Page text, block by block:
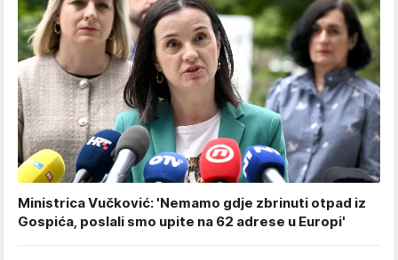
Ministrica Vučković: 'Nemamo gdje zbrinuti otpad iz
Gospića, poslali smo upite na 62 adrese u Europi'